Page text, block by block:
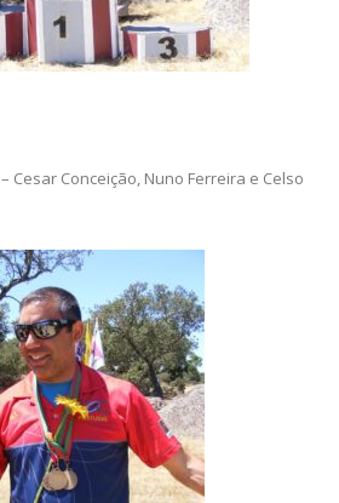
– Cesar Conceição, Nuno Ferreira e Celso